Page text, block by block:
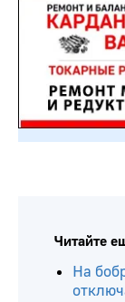
Читайте
На